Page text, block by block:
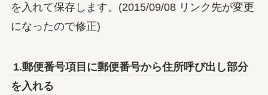
を入れて保存します。(2015/09/08 リンク先が変更
になったので修正)
1.郵便番号項目に郵便番号から住所呼び出し部分
を入れる